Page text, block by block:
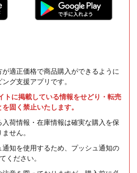
適正価格で商品購入ができるように
グ支援アプリです。
トに掲載している情報をせどり・転売
固く禁止いたします。
荷情報・在庫情報は確実な購入を保
せん。
知を使用するため、プッシュ通知の
ください。